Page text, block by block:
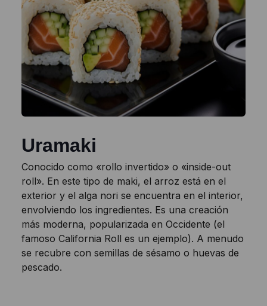
Uramaki
Conocido como «rollo invertido» o «inside-out
roll». En este tipo de maki, el arroz está en el
exterior y el alga nori se encuentra en el interior,
envolviendo los ingredientes. Es una creación
más moderna, popularizada en Occidente (el
famoso California Roll es un ejemplo). A menudo
se recubre con semillas de sésamo o huevas de
pescado.